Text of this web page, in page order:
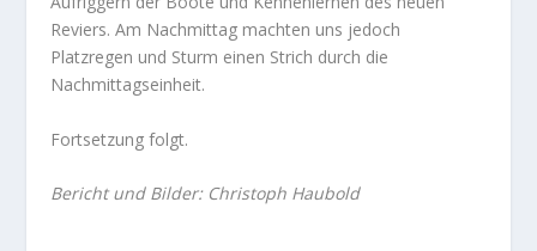
Reviers. Am Nachmittag machten uns jedoch
Platzregen und Sturm einen Strich durch die
Nachmittagseinheit.
Fortsetzung folgt.
Bericht und Bilder: Christoph Haubold